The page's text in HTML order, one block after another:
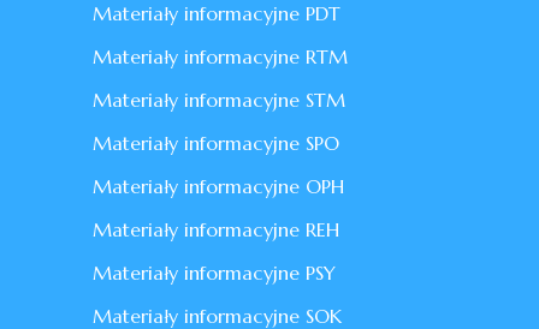
Materiały informacyjne PDT
Materiały informacyjne RTM
Materiały informacyjne STM
Materiały informacyjne SPO
Materiały informacyjne OPH
Materiały informacyjne REH
Materiały informacyjne PSY
Materiały informacyjne SOK